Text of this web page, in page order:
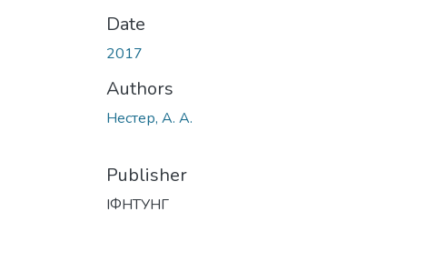
Date
2017
Authors
Нестер, А. А.
Publisher
ІФНТУНГ